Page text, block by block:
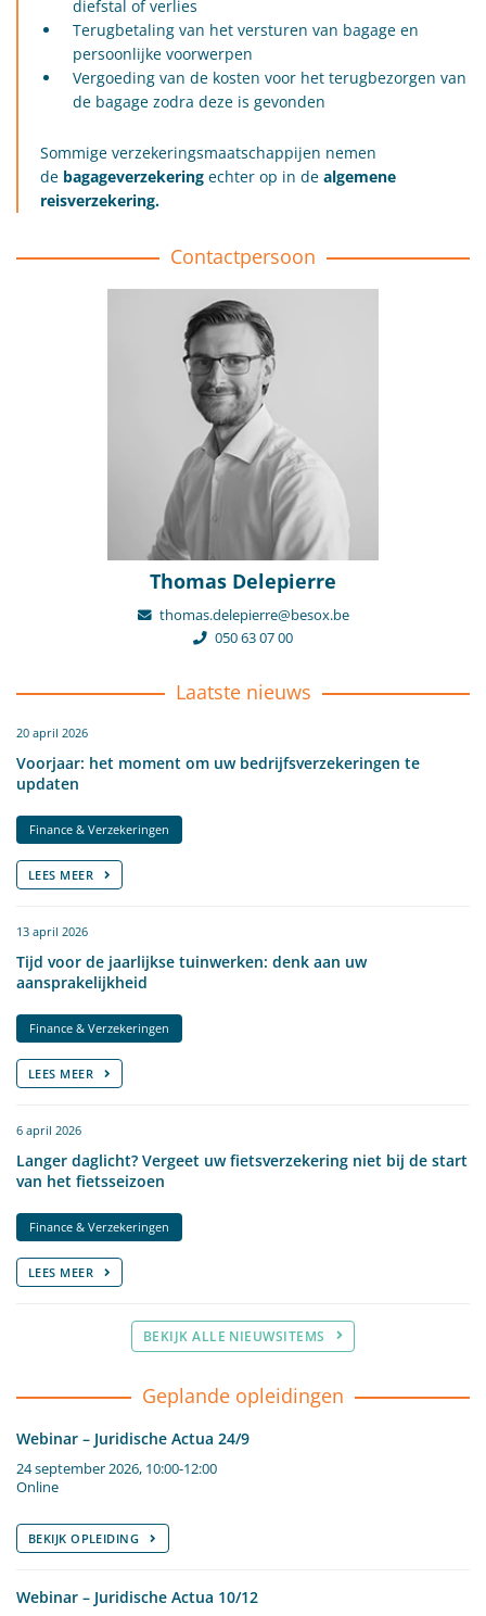
diefstal of verlies
Terugbetaling van het versturen van bagage en
persoonlijke voorwerpen
Vergoeding van de kosten voor het terugbezorgen van
de bagage zodra deze is gevonden
Sommige verzekeringsmaatschappijen nemen
de bagageverzekering echter op in de algemene
reisverzekering.
Contactpersoon
Thomas Delepierre
thomas.delepierre@besox.be
050 63 07 00
Laatste nieuws
20 april 2026
Voorjaar: het moment om uw bedrijfsverzekeringen te
updaten
Finance & Verzekeringen
LEES MEER
13 april 2026
Tijd voor de jaarlijkse tuinwerken: denk aan uw
aansprakelijkheid
Finance & Verzekeringen
LEES MEER
6 april 2026
Langer daglicht? Vergeet uw fietsverzekering niet bij de start
van het fietsseizoen
Finance & Verzekeringen
LEES MEER
BEKIJK ALLE NIEUWSITEMS
Geplande opleidingen
Webinar – Juridische Actua 24/9
24 september 2026, 10:00-12:00
Online
BEKIJK OPLEIDING
Webinar – Juridische Actua 10/12